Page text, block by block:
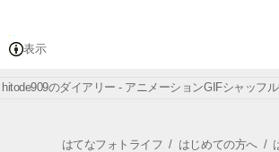
表示
hitode909のダイアリー - アニメーションGIFシャッフ
はてなフォトライフ / はじめての方へ/